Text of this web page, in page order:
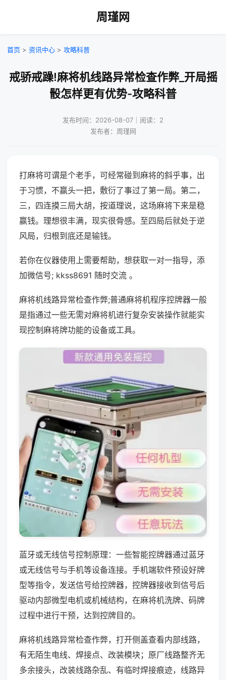
周瑾网
首页 > 资讯中心 > 攻略科普
戒骄戒躁!麻将机线路异常检查作弊_开局摇
骰怎样更有优势-攻略科普
发布时间：2026-08-07｜阅读：2
发布者：周瑾网
打麻将可谓是个老手，可经常碰到麻将的斜乎事，出
于习惯，不赢头一把，敷衍了事过了第一局。第二，
三，四连摸三局大胡，按道理说，这场麻将下来是稳
赢钱。理想很丰满，现实很骨感。至四局后就处于逆
风局，归根到底还是输钱。
若你在仪器使用上需要帮助，想获取一对一指导，添
加微信号; kkss8691 随时交流 。
麻将机线路异常检查作弊;普通麻将机程序控牌器一般
是指通过一些无需对麻将机进行复杂安装操作就能实
现控制麻将牌功能的设备或工具。
蓝牙或无线信号控制原理：一些智能控牌器通过蓝牙
或无线信号与手机等设备连接。手机端软件预设好牌
型等指令，发送信号给控牌器，控牌器接收到信号后
驱动内部微型电机或机械结构，在麻将机洗牌、码牌
过程中进行干预，达到控牌目的。
麻将机线路异常检查作弊，打开侧盖查看内部线路，
有无陌生电线、焊接点、改装模块；原厂线路整齐无
多余接头，改装线路杂乱、有临时焊接痕迹，线路异